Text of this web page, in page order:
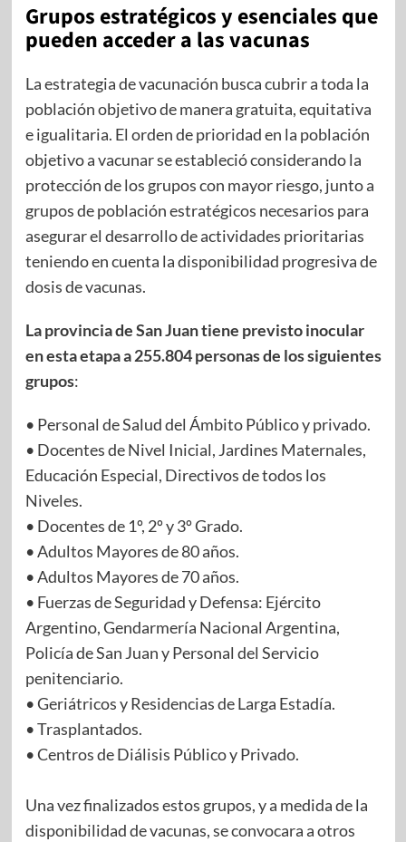
Grupos estratégicos y esenciales que
pueden acceder a las vacunas
La estrategia de vacunación busca cubrir a toda la
población objetivo de manera gratuita, equitativa
e igualitaria. El orden de prioridad en la población
objetivo a vacunar se estableció considerando la
protección de los grupos con mayor riesgo, junto a
grupos de población estratégicos necesarios para
asegurar el desarrollo de actividades prioritarias
teniendo en cuenta la disponibilidad progresiva de
dosis de vacunas.
La provincia de San Juan tiene previsto inocular
en esta etapa a 255.804 personas de los siguientes
grupos:
• Personal de Salud del Ámbito Público y privado.
• Docentes de Nivel Inicial, Jardines Maternales,
Educación Especial, Directivos de todos los
Niveles.
• Docentes de 1º, 2º y 3º Grado.
• Adultos Mayores de 80 años.
• Adultos Mayores de 70 años.
• Fuerzas de Seguridad y Defensa: Ejército
Argentino, Gendarmería Nacional Argentina,
Policía de San Juan y Personal del Servicio
penitenciario.
• Geriátricos y Residencias de Larga Estadía.
• Trasplantados.
• Centros de Diálisis Público y Privado.
Una vez finalizados estos grupos, y a medida de la
disponibilidad de vacunas, se convocara a otros